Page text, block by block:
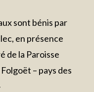
sont bénis par
en présence
de la Paroisse
– pays des